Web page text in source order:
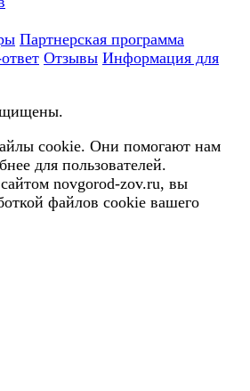
Партнерская программа
Отзывы Информация для
cookie. Они помогают нам
для пользователей.
novgorod-zov.ru, вы
файлов cookie вашего